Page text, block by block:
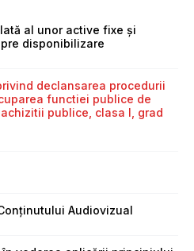
al unor active fixe și
disponibilizare
declansarea procedurii
functiei publice de
publice, clasa I, grad
Audiovizual